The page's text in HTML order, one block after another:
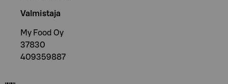
Valmistaja
My Food Oy
37830
409359887